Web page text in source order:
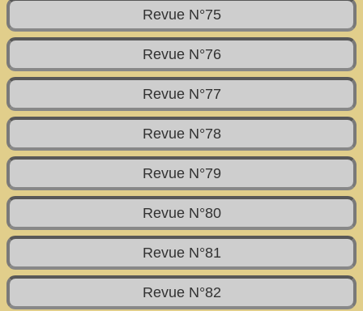
Revue N°75
Revue N°76
Revue N°77
Revue N°78
Revue N°79
Revue N°80
Revue N°81
Revue N°82